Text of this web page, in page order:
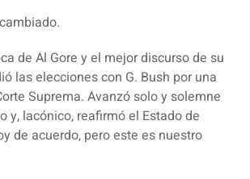
de Al Gore y el mejor discurso de su
las elecciones con G. Bush por una
Suprema. Avanzó solo y solemne
y, lacónico, reafirmó el Estado de
de acuerdo, pero este es nuestro